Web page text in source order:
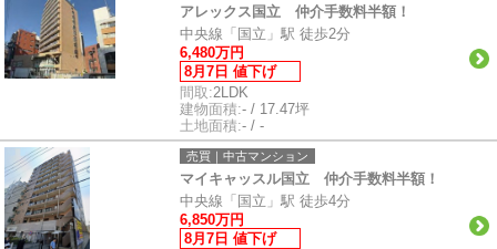
アレックス国立 仲介手数料半額！
中央線「国立」駅 徒歩2分
6,480万円
8月7日 値下げ
間取:2LDK
建物面積:- / 17.47坪
土地面積:- / -
売買｜中古マンション
マイキャッスル国立 仲介手数料半額！
中央線「国立」駅 徒歩4分
6,850万円
8月7日 値下げ